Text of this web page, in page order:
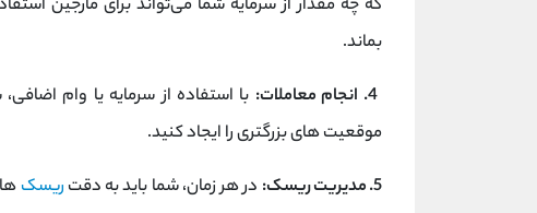
که چه مقدار از سرمایه شما می‌تواند برای مارجین
بماند.
4. انجام معاملات:
با استفاده از سرمایه یا وام
موقعیت‌ های بزرگتری را ایجاد کنید.
5. مدیریت ریسک:
در هر زمان، شما باید به دقت ریسک‌